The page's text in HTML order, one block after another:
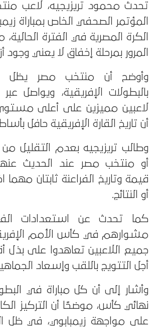
تحدث محمود تريزيجيه، لاعب
المؤتمر الصحفي الخاص بمباراة
الكرة المصرية في الفترة
المرور بمرحلة إخفاق لا يعني وجود
وأوضح أن منتخب مصر يظل
بالبطولات الإفريقية، ويواصل
لاعبين مميزين على أعلى
أن تاريخ القارة الإفريقية حافل
وطالب تريزيجيه بعدم التقليل من
أو منتخب مصر عند الحديث
قيمة وتاريخ الفراعنة ثابتان
أو النتائج.
كما تحدث عن استعدادات
مشوارهم في كأس الأمم
جميع اللاعبين تعاهدوا على
أجل التتويج باللقب وإسعاد
وأشار إلى أن كل مباراة في
نهائي كأس، موضحًا أن التركيز
على مواجهة زيمبابوي، في ظل